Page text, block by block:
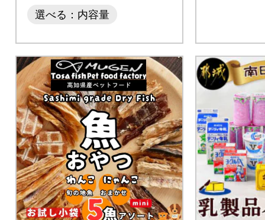
選べる：内容量